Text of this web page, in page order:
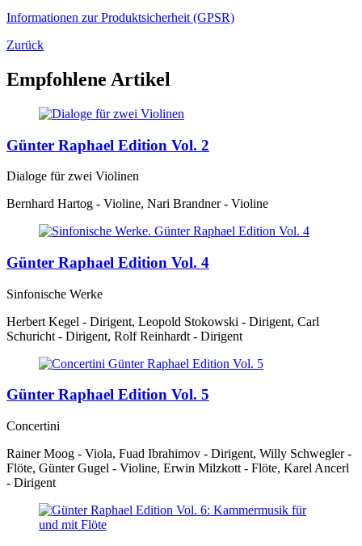
Informationen zur Produktsicherheit (GPSR)
Zurück
Empfohlene Artikel
Günter Raphael Edition Vol. 2
Dialoge für zwei Violinen
Bernhard Hartog - Violine, Nari Brandner - Violine
Günter Raphael Edition Vol. 4
Sinfonische Werke
Herbert Kegel - Dirigent, Leopold Stokowski - Dirigent, Carl
Schuricht - Dirigent, Rolf Reinhardt - Dirigent
Günter Raphael Edition Vol. 5
Concertini
Rainer Moog - Viola, Fuad Ibrahimov - Dirigent, Willy Schwegler -
Flöte, Günter Gugel - Violine, Erwin Milzkott - Flöte, Karel Ancerl
- Dirigent